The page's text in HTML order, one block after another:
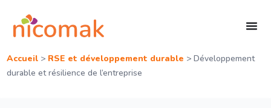
Accueil> RSE et développement durable > Développement
durable et résilience de l’entreprise